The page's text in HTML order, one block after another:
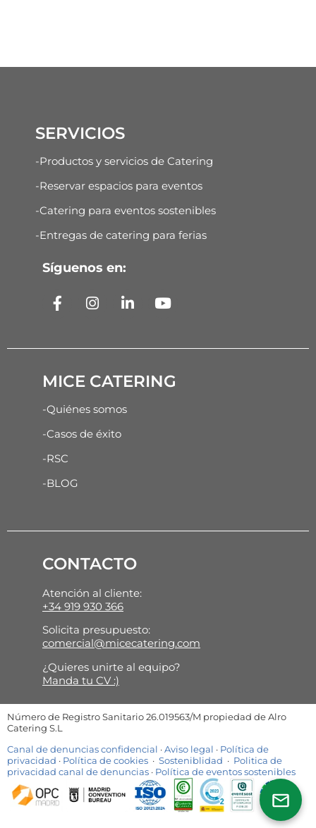
SERVICIOS
-Productos y servicios de Catering
-Reservar espacios para eventos
-Catering para eventos sostenibles
-Entregas de catering para ferias
Síguenos en:
MICE CATERING
-Quiénes somos
-Casos de éxito
-RSC
-BLOG
CONTACTO
Atención al cliente:
+34 919 930 366
Solicita presupuesto:
comercial@micecatering.com
¿Quieres unirte al equipo?
Manda tu CV :)
Número de Registro Sanitario 26.019563/M propiedad de Alro
Catering S.L
Canal de denuncias confidencial ·Aviso legal · Política de
privacidad · Política de cookies · Sosteniblidad · Politica de
privacidad canal de denuncias · Política de eventos sostenibles